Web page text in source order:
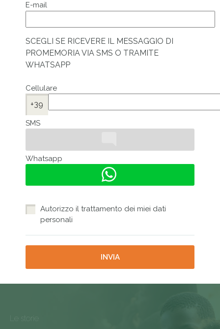
E-mail
SCEGLI SE RICEVERE IL MESSAGGIO DI
PROMEMORIA VIA SMS O TRAMITE
WHATSAPP
Cellulare
+39
SMS
Whatsapp
Autorizzo il trattamento dei miei dati
personali
Le storie